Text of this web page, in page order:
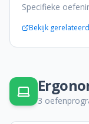
Specifieke
Bekijk
3